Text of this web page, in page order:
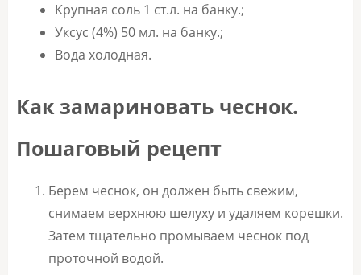
Крупная соль 1 ст.л. на банку.;
Уксус (4%) 50 мл. на банку.;
Вода холодная.
Как замариновать чеснок.
Пошаговый рецепт
Берем чеснок, он должен быть свежим,
снимаем верхнюю шелуху и удаляем корешки.
Затем тщательно промываем чеснок под
проточной водой.